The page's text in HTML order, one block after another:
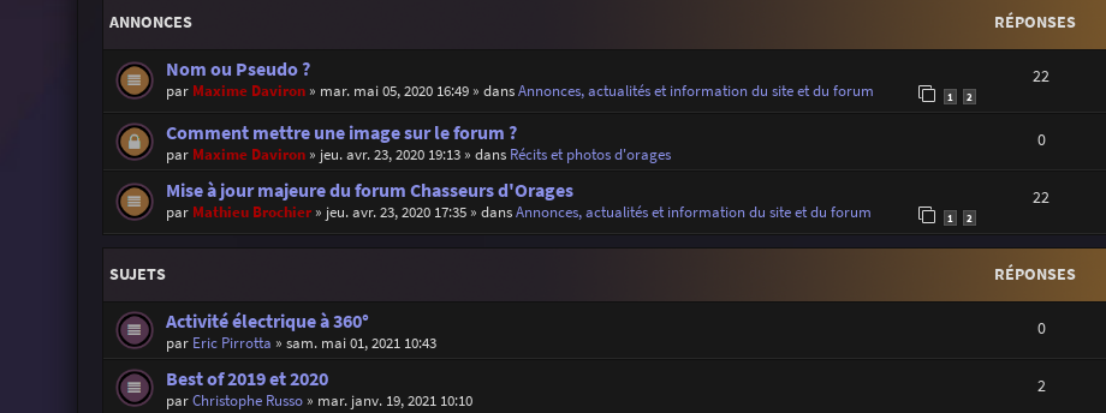
ANNONCES RÉPONSES
Nom ou Pseudo ?
par Maxime Daviron» mar. mai 05, 2020 16:49» dansAnnonces, actualités et information du site et du forum 1 2
22
Comment mettre une image sur le forum ?
par Maxime Daviron» jeu. avr. 23, 2020 19:13» dans Récits et photos d'orages
0
Mise à jour majeure du forum Chasseurs d'Orages
par Mathieu Brochier» jeu. avr. 23, 2020 17:35» dansAnnonces, actualités et information du site et du forum 1 2
22
SUJETS RÉPONSES
Activité électrique à 360°
par Eric Pirrotta » sam. mai 01, 2021 10:43
0
Best of 2019 et 2020
parChristophe Russo» mar. janv. 19, 2021 10:10
2